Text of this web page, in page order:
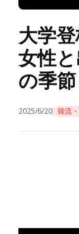
大学
女性
の季
2025/6/20 韓流